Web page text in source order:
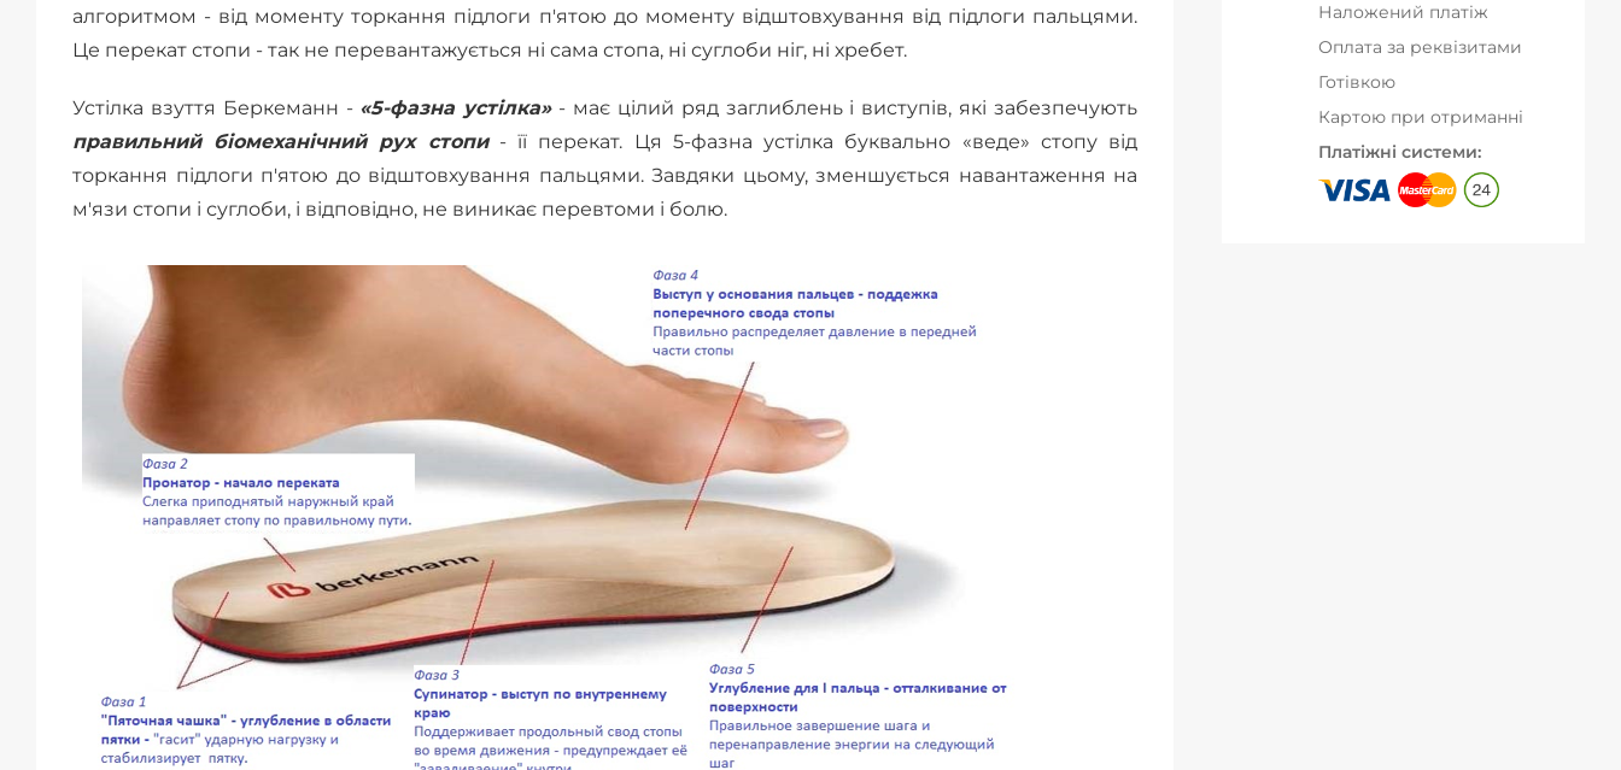
алгоритмом - від моменту торкання підлоги п'ятою до моменту відштовхування від підлоги пальцями.
Це перекат стопи - так не перевантажується ні сама стопа, ні суглоби ніг, ні хребет.
Устілка взуття Беркеманн - «5-фазна устілка»- має цілий ряд заглиблень і виступів, які забезпечують
правильний біомеханічний рух стопи- її перекат. Ця 5-фазна устілка буквально «веде» стопу від
торкання підлоги п'ятою до відштовхування пальцями. Завдяки цьому, зменшується навантаження на
м'язи стопи і суглоби, і відповідно, не виникає перевтоми і болю.
Наложений платіж
Оплата за реквізитами
Готівкою
Картою при отриманні
Платіжні системи: